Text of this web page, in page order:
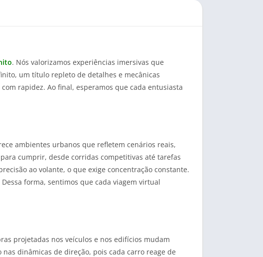
. Nós valorizamos experiências imersivas que
um título repleto de detalhes e mecânicas
rapidez. Ao final, esperamos que cada entusiasta
ambientes urbanos que refletem cenários reais,
cumprir, desde corridas competitivas até tarefas
ao volante, o que exige concentração constante.
forma, sentimos que cada viagem virtual
projetadas nos veículos e nos edifícios mudam
dinâmicas de direção, pois cada carro reage de